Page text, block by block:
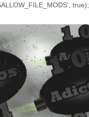
true);